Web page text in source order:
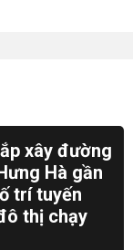
xây đường
Hà gần
trí tuyến
thị chạy